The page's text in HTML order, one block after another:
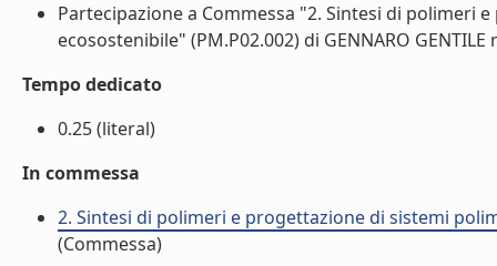
Partecipazione a Commessa "2. Sintesi di
ecosostenibile" (PM.P02.002) di GENNARO
Tempo dedicato
0.25 (literal)
In commessa
2. Sintesi di polimeri e progettazione di sistemi
(Commessa)